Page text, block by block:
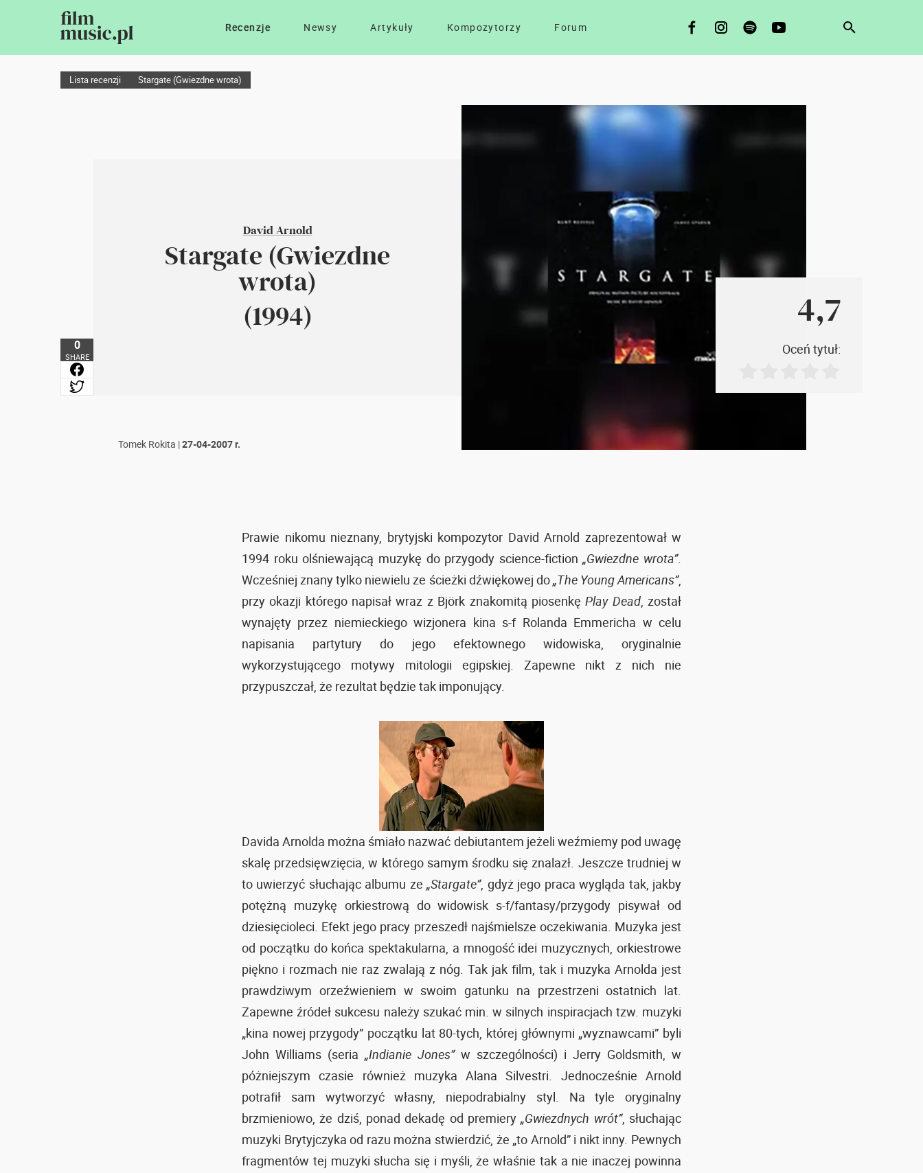
Recenzje Newsy Artykuły Kompozytorzy Forum
Lista recenzji Stargate (Gwiezdne wrota)
David Arnold
Stargate (Gwiezdne
wrota)
(1994)
0
SHARE
4,7
Oceń tytuł:
Tomek Rokita |27-04-2007 r.
Prawie nikomu nieznany, brytyjski kompozytor David Arnold zaprezentował w
1994 roku olśniewającą muzykę do przygody science-fiction„Gwiezdne wrota”.
Wcześniej znany tylko niewielu ze ścieżki dźwiękowej do„The Young Americans”,
przy okazji którego napisał wraz z Björk znakomitą piosenkęPlay Dead, został
wynajęty przez niemieckiego wizjonera kina s-f Rolanda Emmericha w celu
napisania partytury do jego efektownego widowiska, oryginalnie
wykorzystującego motywy mitologii egipskiej. Zapewne nikt z nich nie
przypuszczał, że rezultat będzie tak imponujący.
Davida Arnolda można śmiało nazwać debiutantem jeżeli weźmiemy pod uwagę
skalę przedsięwzięcia, w którego samym środku się znalazł. Jeszcze trudniej w
to uwierzyć słuchając albumu ze„Stargate”, gdyż jego praca wygląda tak, jakby
potężną muzykę orkiestrową do widowisk s-f/fantasy/przygody pisywał od
dziesięcioleci. Efekt jego pracy przeszedł najśmielsze oczekiwania. Muzyka jest
od początku do końca spektakularna, a mnogość idei muzycznych, orkiestrowe
piękno i rozmach nie raz zwalają z nóg. Tak jak film, tak i muzyka Arnolda jest
prawdziwym orzeźwieniem w swoim gatunku na przestrzeni ostatnich lat.
Zapewne źródeł sukcesu należy szukać min. w silnych inspiracjach tzw. muzyki
„kina nowej przygody” początku lat 80-tych, której głównymi „wyznawcami” byli
John Williams (seria „Indianie Jones”w szczególności) i Jerry Goldsmith, w
póżniejszym czasie również muzyka Alana Silvestri. Jednocześnie Arnold
potrafił sam wytworzyć własny, niepodrabialny styl. Na tyle oryginalny
brzmieniowo, że dziś, ponad dekadę od premiery„Gwiezdnych wrót”, słuchając
muzyki Brytyjczyka od razu można stwierdzić, że „to Arnold” i nikt inny. Pewnych
fragmentów tej muzyki słucha się i myśli, że właśnie tak a nie inaczej powinna